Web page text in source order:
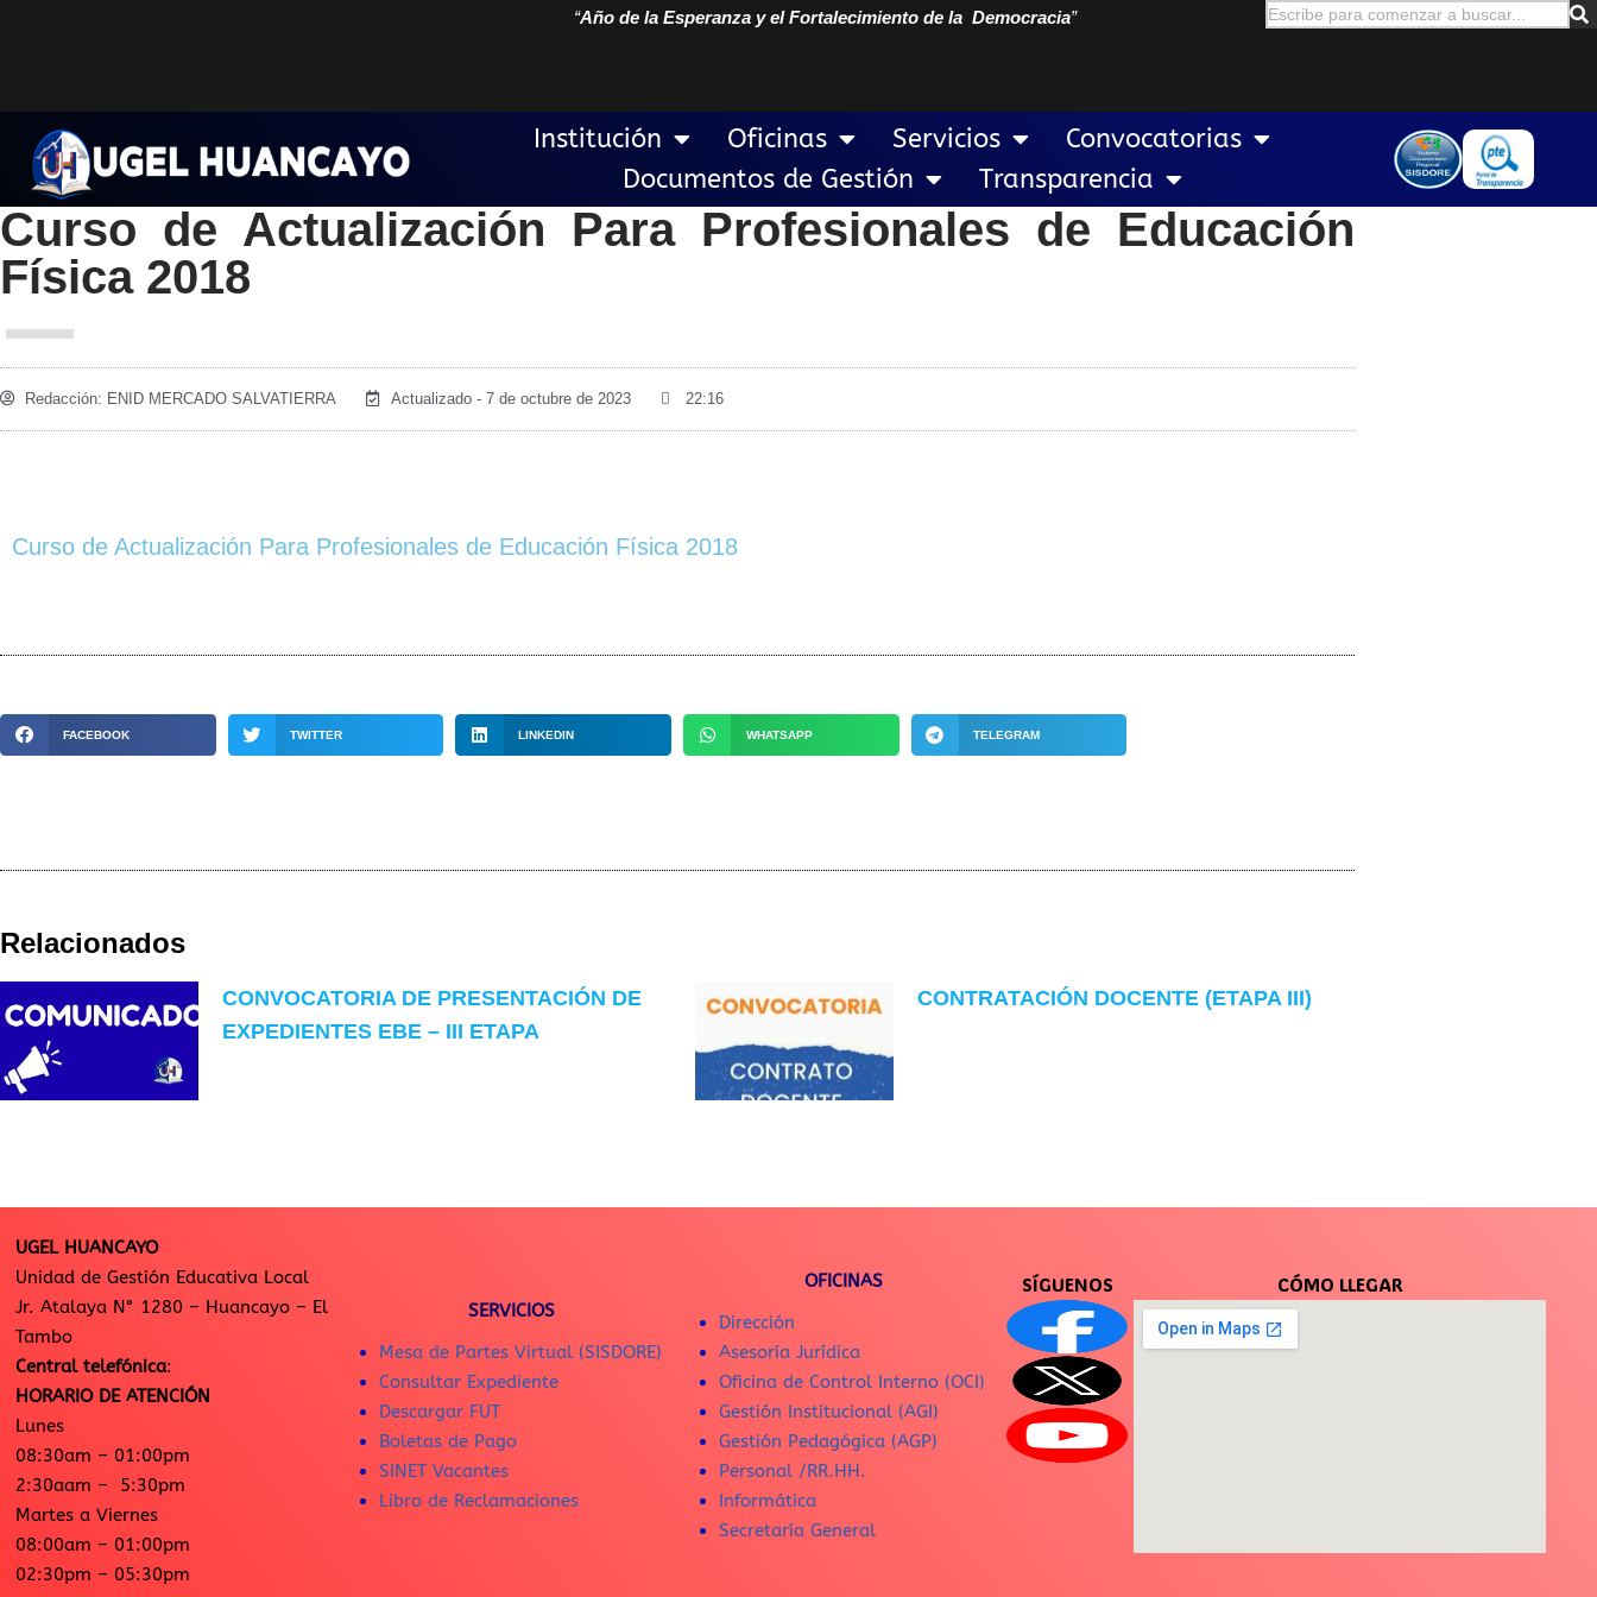
contenido
“Año de la Esperanza y el Fortalecimiento de la Democracia”
Institución Oficinas Servicios
Convocatorias
Documentos de Gestión
Transparencia
Curso de Actualización Para Profesionales de Educación
Física 2018
Redacción: ENID MERCADO SALVATIERRA Actualizado - 7 de octubre de 2023 22:16
Curso de Actualización Para Profesionales de Educación Física 2018
FACEBOOK TWITTER LINKEDIN WHATSAPP TELEGRAM
Relacionados
CONVOCATORIA DE PRESENTACIÓN DE
EXPEDIENTES EBE – III ETAPA
CONTRATACIÓN DOCENTE (ETAPA III)
UGEL HUANCAYO
Unidad de Gestión Educativa Local
Jr. Atalaya N° 1280 – Huancayo – El
Tambo
Central telefónica:
HORARIO DE ATENCIÓN
Lunes
08:30am – 01:00pm
2:30aam – 5:30pm
Martes a Viernes
08:00am – 01:00pm
02:30pm – 05:30pm
SERVICIOS
Mesa de Partes Virtual (SISDORE)
Consultar Expediente
Descargar FUT
Boletas de Pago
SINET Vacantes
Libro de Reclamaciones
OFICINAS
Dirección
Asesoría Jurídica
Oficina de Control Interno (OCI)
Gestión Institucional (AGI)
Gestión Pedagógica (AGP)
Personal /RR.HH.
Informática
Secretaría General
SÍGUENOS CÓMO LLEGAR